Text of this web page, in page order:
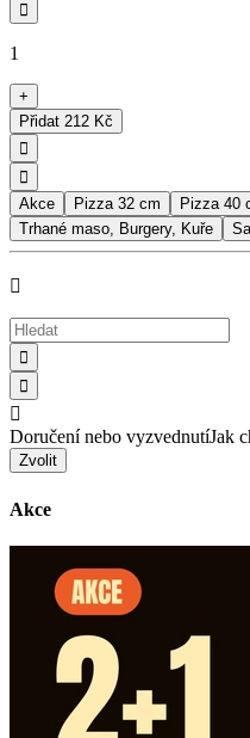

1
+
Přidat 212 Kč


Akce
Pizza 32 cm Pizza 40
Trhané maso, Burgery, Kuře




Doručení nebo vyzvednutíJak
Zvolit
Akce